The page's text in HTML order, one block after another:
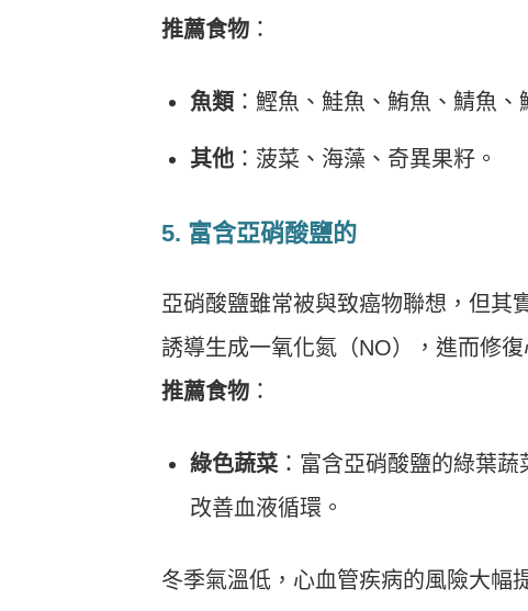
推薦食物 ：
魚類 ：鰹魚、鮭魚、鮪魚、鯖魚、
其他 ：菠菜、海藻、奇異果籽。
5. 富含亞硝酸鹽的
亞硝酸鹽雖常被與致癌物聯想，但其
誘導生成一氧化氮（NO），進而修
推薦食物 ：
綠色蔬菜 ：富含亞硝酸鹽的綠葉
改善血液循環。
冬季氣溫低，心血管疾病的風險大幅